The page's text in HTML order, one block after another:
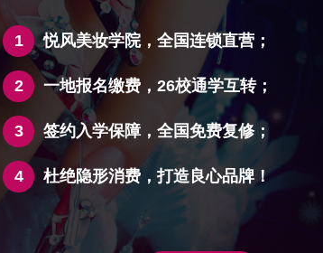
1 悦风美妆学院，全国连锁直营；
2 一地报名缴费，26校通学互转；
3 签约入学保障，全国免费复修；
4 杜绝隐形消费，打造良心品牌！